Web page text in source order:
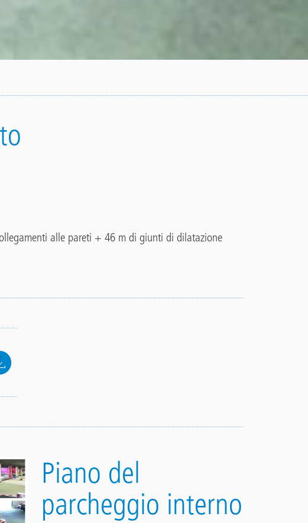
alle pareti + 46 m di giunti di dilatazione
Piano del
parcheggio interno